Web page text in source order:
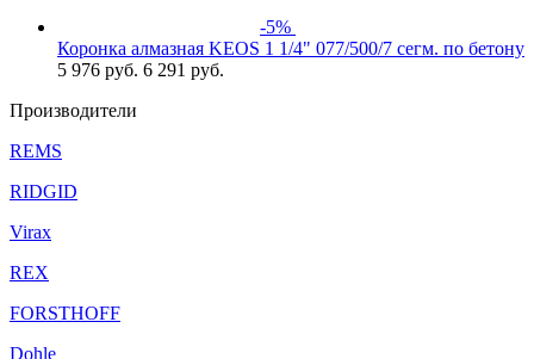
-5%
Коронка алмазная KEOS 1 1/4" 077/500/7 сегм. по бетону
5 976 руб. 6 291 руб.
Производители
REMS
RIDGID
Virax
REX
FORSTHOFF
Dohle